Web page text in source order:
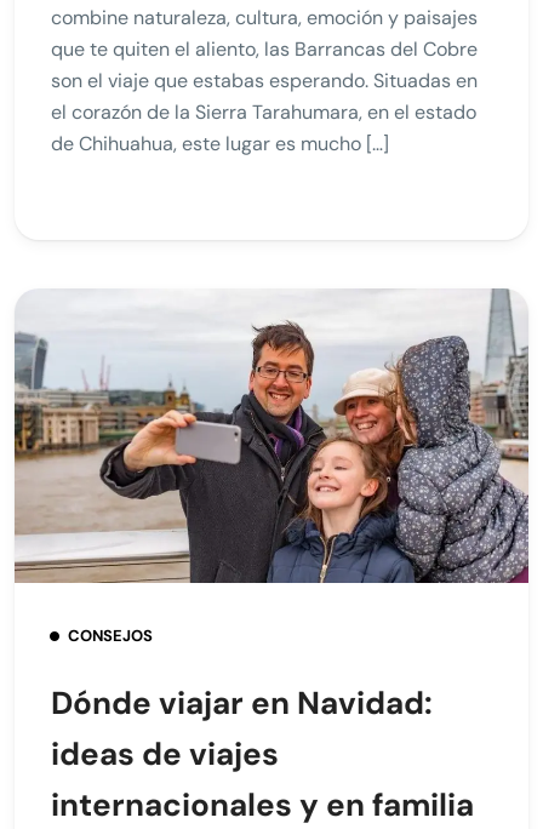
combine naturaleza, cultura, emoción y paisajes
que te quiten el aliento, las Barrancas del Cobre
son el viaje que estabas esperando. Situadas en
el corazón de la Sierra Tarahumara, en el estado
de Chihuahua, este lugar es mucho […]
CONSEJOS
Dónde viajar en Navidad:
ideas de viajes
internacionales y en familia